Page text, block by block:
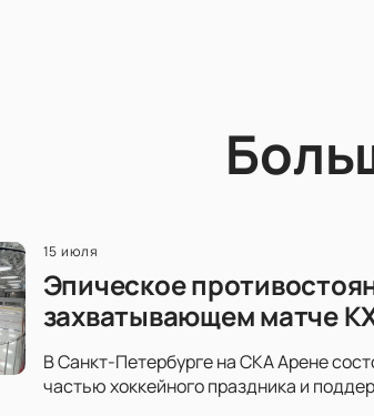
15 июля
Эпическое
захватывающем матче
В Санкт-Петербурге на СКА Арене
частью хоккейного праздника и